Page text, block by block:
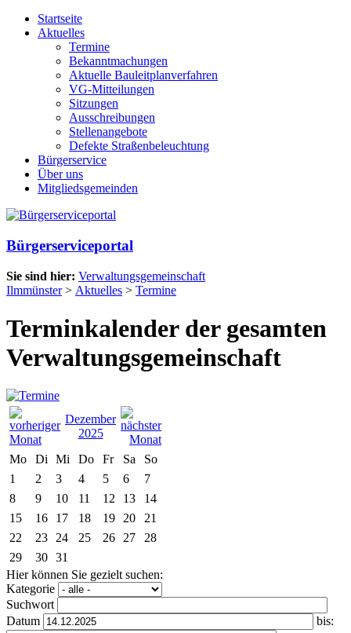
Startseite
Aktuelles
Termine
Bekanntmachungen
Aktuelle Bauleitplanverfahren
VG-Mitteilungen
Sitzungen
Ausschreibungen
Stellenangebote
Defekte Straßenbeleuchtung
Bürgerservice
Über uns
Mitgliedsgemeinden
Bürgerserviceportal
Sie sind hier: Verwaltungsgemeinschaft
Ilmmünster> Aktuelles > Termine
Terminkalender der gesamten
Verwaltungsgemeinschaft
Dezember
2025
Mo
Di Mi Do Fr Sa
So
1
2 3 4 5 6
7
8
9 10 11 12 13
14
15
16 17 18 19 20
21
22
23 24 25 26 27
28
29
30 31
Hier können Sie gezielt suchen:
Kategorie
Suchwort
Datum
bis: